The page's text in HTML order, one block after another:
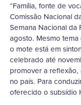
“Família, fonte de
Comissão Nacional
Semana Nacional da
agosto. Mesmo tema
o mote está em
celebrado até
promover a
no país. Para
oferecido o subsídio